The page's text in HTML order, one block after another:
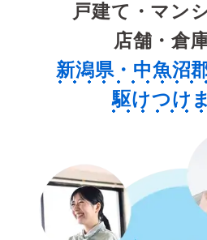
戸建て・マン
店舗・倉
新潟県・中魚沼
駆けつけ